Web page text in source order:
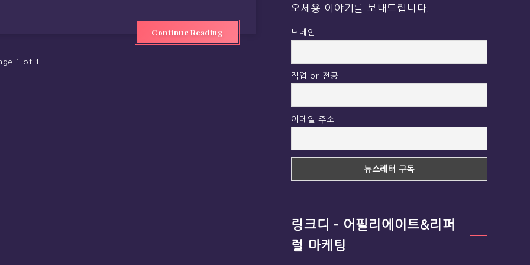
Continue Reading
1 of 1
오세용 이야기를 보내드립니다.
닉네임
직업 or 전공
이메일 주소
링크디 – 어필리에이트&리퍼
럴 마케팅